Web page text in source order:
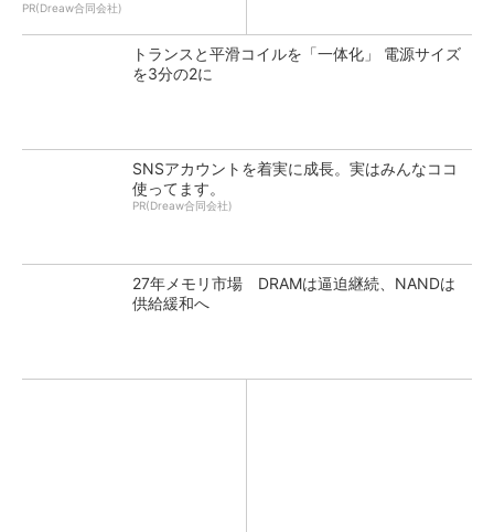
PR(Dreaw合同会社)
トランスと平滑コイルを「一体化」 電源サイズ
を3分の2に
SNSアカウントを着実に成長。実はみんなココ
使ってます。
PR(Dreaw合同会社)
27年メモリ市場 DRAMは逼迫継続、NANDは
供給緩和へ